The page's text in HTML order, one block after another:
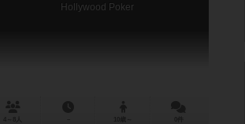
Hollywood Poker